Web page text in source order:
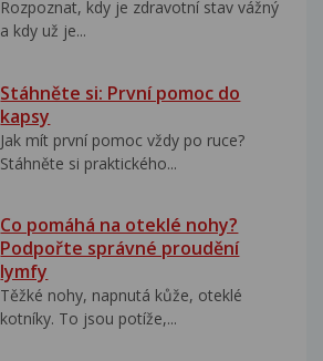
Rozpoznat, kdy je zdravotní stav vážný
a kdy už je...
Stáhněte si: První pomoc do
kapsy
Jak mít první pomoc vždy po ruce?
Stáhněte si praktického...
Co pomáhá na oteklé nohy?
Podpořte správné proudění
lymfy
Těžké nohy, napnutá kůže, oteklé
kotníky. To jsou potíže,...